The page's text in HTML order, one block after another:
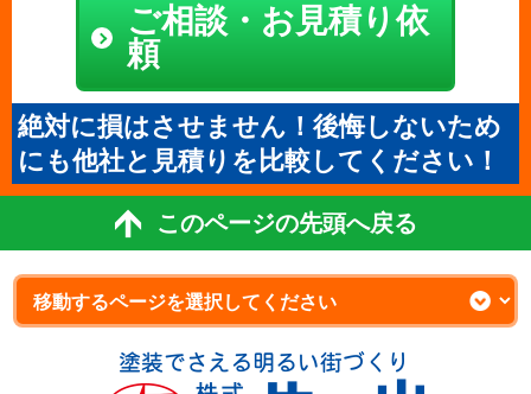
ご相談・お見積り依
頼
絶対に損はさせません！後悔しないため
にも他社と見積りを比較してください！
このページの先頭へ戻る